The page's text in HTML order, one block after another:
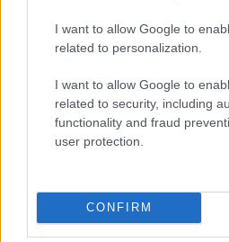
I want to allow Google to
related to personalization.
I want to allow Google to
related to security, including
functionality and fraud
user protection.
CONFIRM